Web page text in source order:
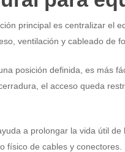
principal es centralizar el
ventilación y cableado de
posición definida, es más
el acceso queda
a prolongar la vida útil de
físico de cables y conectores.